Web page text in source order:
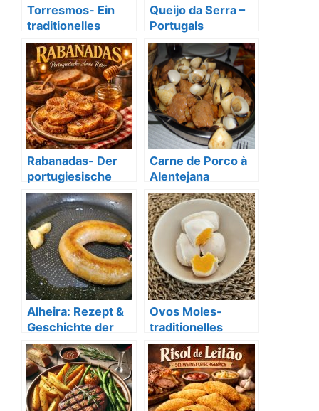
Torresmos- Ein
traditionelles
Rezept mit
Schweinebauch
Queijo da Serra –
Portugals
berühmtester
Bergkäse
Rabanadas- Der
portugiesische
Arme Ritter
Carne de Porco à
Alentejana
Alheira: Rezept &
Geschichte der
portugiesischen
Spezialität
Ovos Moles-
traditionelles
portugiesisches
Dessert